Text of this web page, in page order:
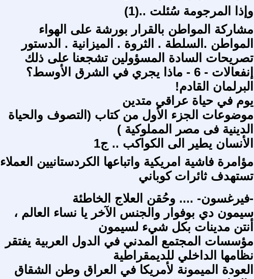
وإذا المرجومة سُئلت ..(1)
مشاركة المواطن بالقرار بورشة على الهواء
المواطن .السلطة . الثروة . الميزانية . الدستور
تصريحات السادة المسؤولين تشجعنا على ذلك
إنفعالات - 6 - ماذا يجري في الشرق الأوسط؟
البرلمان القادم!
يوم في حياة عراقي متدين
موضوعات الجزء الأول من كتاب (التصوف والحياة
الدينية فى مصر المملوكية )
الأنسان يطير الى الكواكب .. ج1
مؤامرة فاشية امريكية واتباعها الكردستانيين العملاء
تستهدف ثائرات كوباني
-فيرغسون- .... وحُقن العلاج الخاطئة
سيمون دي بوفوار والجنس الآخر يا نساء العالم ،
أنتن مدينات بكل شيء لسيمون
مؤسسات المجتمع المدني في الدول العربية يفتقر
نظامها الداخلي للديمقراطية
العودة الميمونة لأمريكا في العراق وطن الشقاق